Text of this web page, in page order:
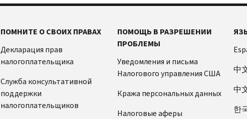
ПОМНИТЕ О СВОИХ ПРАВАХ
Декларация прав
налогоплательщика
Служба консультативной
поддержки
налогоплательщиков
ПОМОЩЬ В РАЗРЕШЕНИИ
ПРОБЛЕМЫ
Уведомления и письма
Налогового управления США
Кража персональных данных
Налоговые аферы
中
中
한